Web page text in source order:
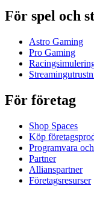
För spel och
Astro Gaming
Pro Gaming
För företag
Shop Spaces
Köp
Programvara
Partner
Allianspartner
Företagsresurser